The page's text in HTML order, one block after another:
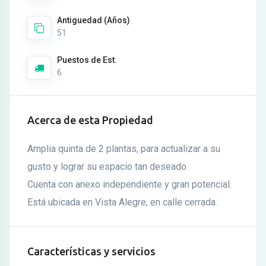
Antiguedad (Años)
51
Puestos de Est.
6
Acerca de esta Propiedad
Amplia quinta de 2 plantas, para actualizar a su
gusto y lograr su espacio tan deseado.
Cuenta con anexo independiente y gran potencial.
Está ubicada en Vista Alegre, en calle cerrada.
Características y servicios